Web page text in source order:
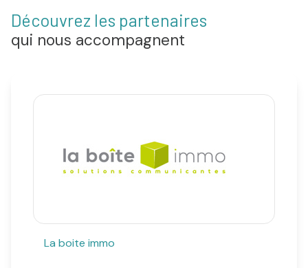
Découvrez les partenaires
qui nous accompagnent
La boite immo